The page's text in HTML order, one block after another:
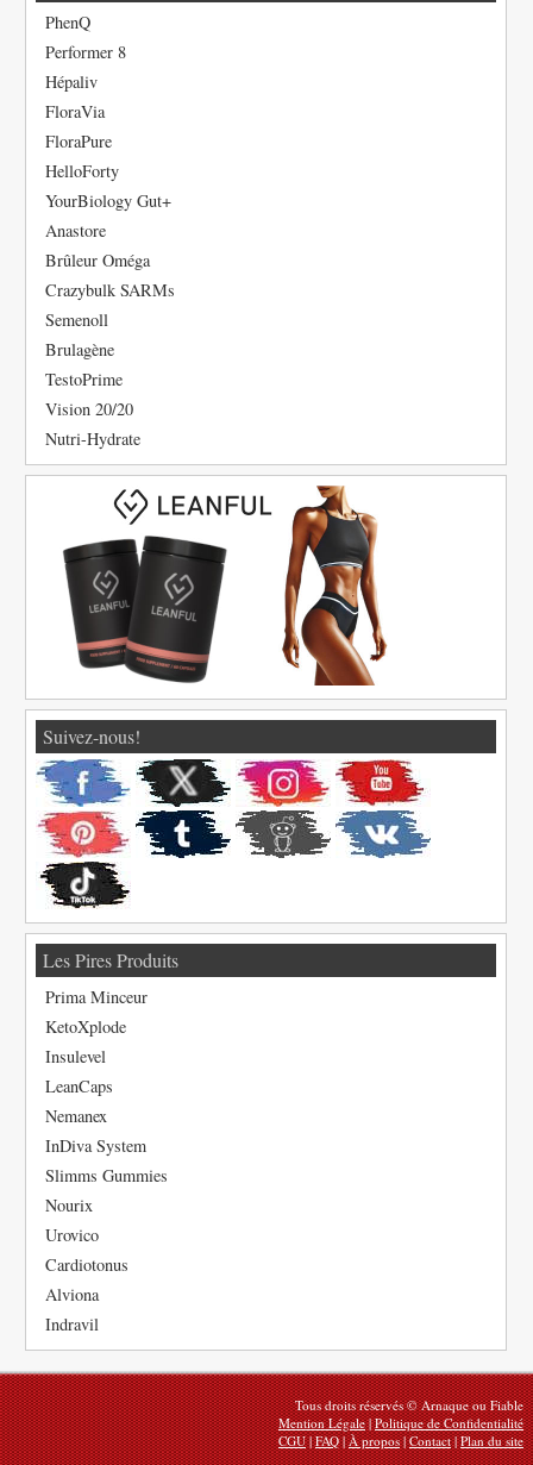
PhenQ
Performer 8
Hépaliv
FloraVia
FloraPure
HelloForty
YourBiology Gut+
Anastore
Brûleur Oméga
Crazybulk SARMs
Semenoll
Brulagène
TestoPrime
Vision 20/20
Nutri-Hydrate
Suivez-nous!
Les Pires Produits
Prima Minceur
KetoXplode
Insulevel
LeanCaps
Nemanex
InDiva System
Slimms Gummies
Nourix
Urovico
Cardiotonus
Alviona
Indravil
Tous droits réservés © Arnaque ou Fiable
Mention Légale|Politique de Confidentialité
CGU|FAQ|À propos|Contact|Plan du site